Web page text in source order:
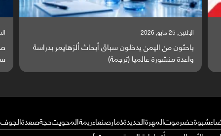
السبت, 23 مايو, 2026
صراع دولي يتصاعد قرب اليمن والبحر الأحمر يتحول إلى
ساحة مواجهة عالمية (ترجمة)
شبوةحضرموتالمهرةالحديدةذمارصنعاءريمةالمحويتحجةصعدةالجوف